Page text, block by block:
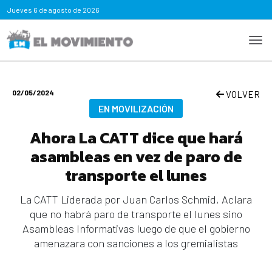
Jueves 6 de agosto de 2026
02/05/2024 VOLVER
EN MOVILIZACIÓN
Ahora La CATT dice que hará
asambleas en vez de paro de
transporte el lunes
La CATT Liderada por Juan Carlos Schmid, Aclara
que no habrá paro de transporte el lunes sino
Asambleas Informativas luego de que el gobierno
amenazara con sanciones a los gremialistas